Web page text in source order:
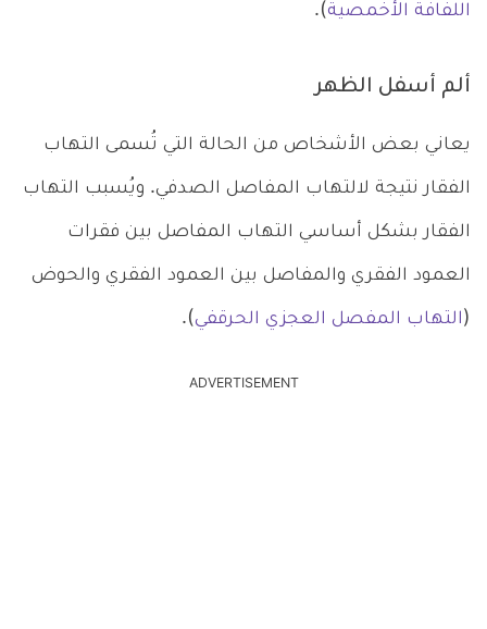
اللفافة الأخمصية).
ألم أسفل الظهر
يعاني بعض الأشخاص من الحالة التي تُسمى التهاب
الفقار نتيجة لالتهاب المفاصل الصدفي. ويُسبب التهاب
الفقار بشكل أساسي التهاب المفاصل بين فقرات
العمود الفقري والمفاصل بين العمود الفقري والحوض
( التهاب المفصل العجزي الحرقفي).
ADVERTISEMENT